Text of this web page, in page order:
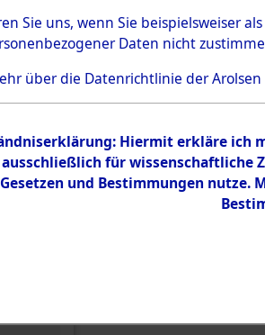
Sie uns, wenn Sie beispielsweiser
Daten nicht
über die Datenrichtlinie der Arolsen
Hiermit erkläre ich
für wissenschaftliche
Gesetzen und Bestimmungen nutze.